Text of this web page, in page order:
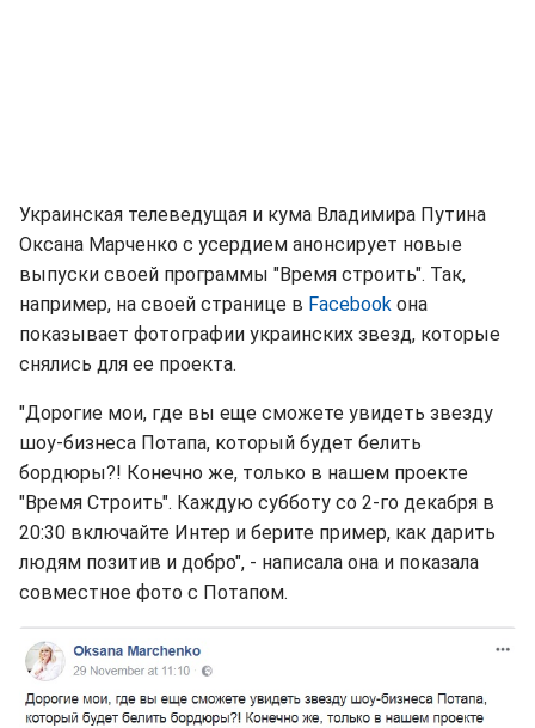
Украинская телеведущая и кума Владимира Путина
Оксана Марченко с усердием анонсирует новые
выпуски своей программы "Время строить". Так,
например, на своей странице в Facebook она
показывает фотографии украинских звезд, которые
снялись для ее проекта.
"Дорогие мои, где вы еще сможете увидеть звезду
шоу-бизнеса Потапа, который будет белить
бордюры?! Конечно же, только в нашем проекте
"Время Строить". Каждую субботу со 2-го декабря в
20:30 включайте Интер и берите пример, как дарить
людям позитив и добро", - написала она и показала
совместное фото с Потапом.